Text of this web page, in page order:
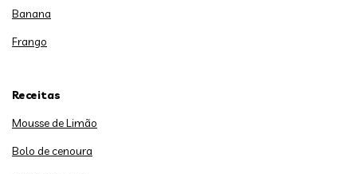
Banana
Frango
Receitas
Mousse de Limão
Bolo de cenoura